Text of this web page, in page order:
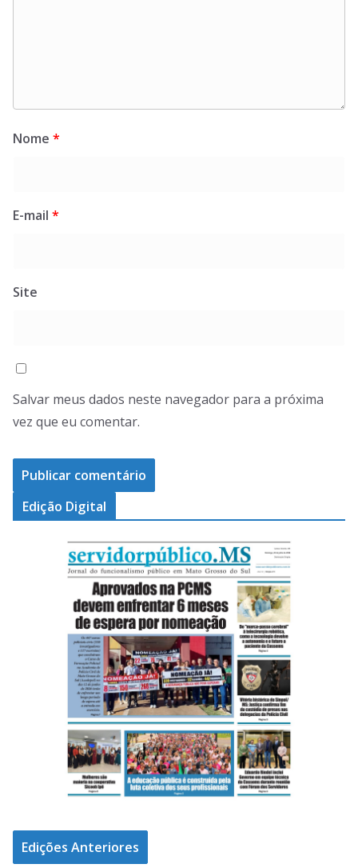
Nome *
E-mail *
Site
Salvar meus dados neste navegador para a próxima
vez que eu comentar.
Edição Digital
Edições Anteriores